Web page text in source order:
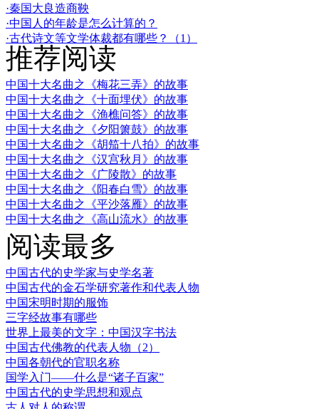
·秦国大良造商鞅
·中国人的年龄是怎么计算的？
·古代诗文等文学体裁都有哪些？（1）
推荐阅读
中国十大名曲之《梅花三弄》的故事
中国十大名曲之《十面埋伏》的故事
中国十大名曲之《渔樵问答》的故事
中国十大名曲之《夕阳箫鼓》的故事
中国十大名曲之《胡笳十八拍》的故事
中国十大名曲之《汉宫秋月》的故事
中国十大名曲之《广陵散》的故事
中国十大名曲之《阳春白雪》的故事
中国十大名曲之《平沙落雁》的故事
中国十大名曲之《高山流水》的故事
阅读最多
中国古代的史学家与史学名著
中国古代的金石学研究著作和代表人物
中国宋明时期的服饰
三字经故事有哪些
世界上最美的文字：中国汉字书法
中国古代佛教的代表人物（2）
中国各朝代的官职名称
国学入门——什么是“诸子百家”
中国古代的史学思想和观点